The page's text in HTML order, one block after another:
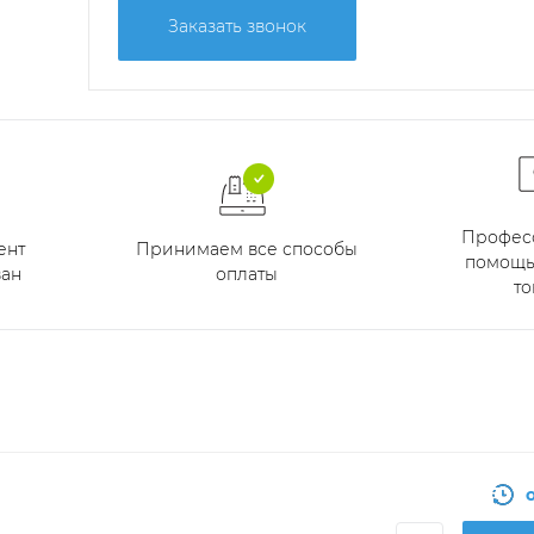
Заказать звонок
Принимаем все способы
оплаты